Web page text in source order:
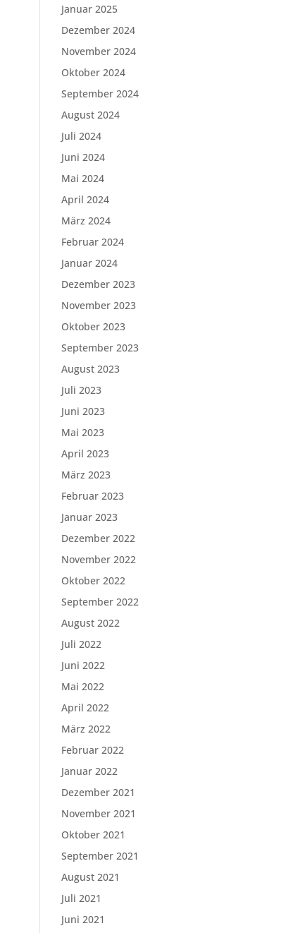
Januar 2025
Dezember 2024
November 2024
Oktober 2024
September 2024
August 2024
Juli 2024
Juni 2024
Mai 2024
April 2024
März 2024
Februar 2024
Januar 2024
Dezember 2023
November 2023
Oktober 2023
September 2023
August 2023
Juli 2023
Juni 2023
Mai 2023
April 2023
März 2023
Februar 2023
Januar 2023
Dezember 2022
November 2022
Oktober 2022
September 2022
August 2022
Juli 2022
Juni 2022
Mai 2022
April 2022
März 2022
Februar 2022
Januar 2022
Dezember 2021
November 2021
Oktober 2021
September 2021
August 2021
Juli 2021
Juni 2021